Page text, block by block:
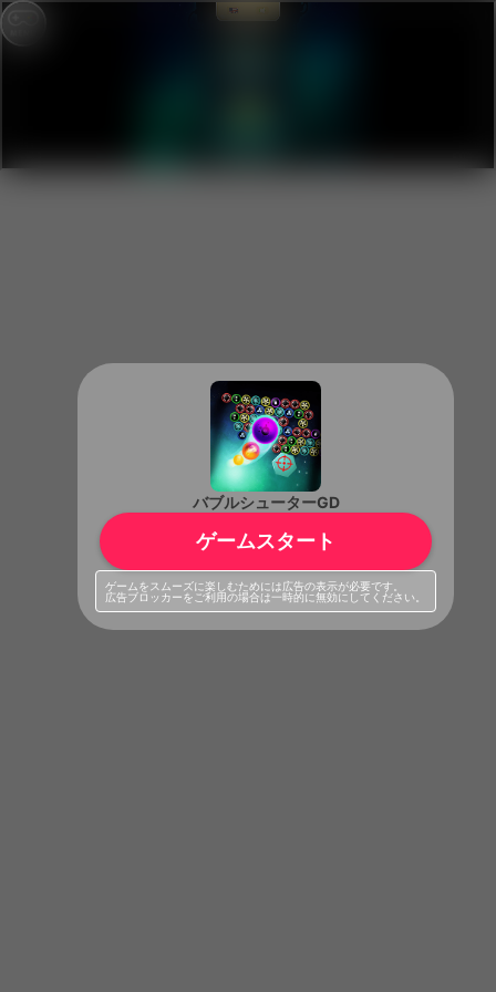
バブルシューターGD
ゲームスタート
ゲームをスムーズに楽しむためには広告の表示が必要です。
広告ブロッカーをご利用の場合は一時的に無効にしてください。